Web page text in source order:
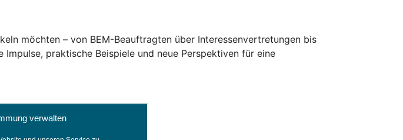
verwalten
möchten – von BEM-Beauftragten über Interessenvertretungen bis
praktische Beispiele und neue Perspektiven für eine